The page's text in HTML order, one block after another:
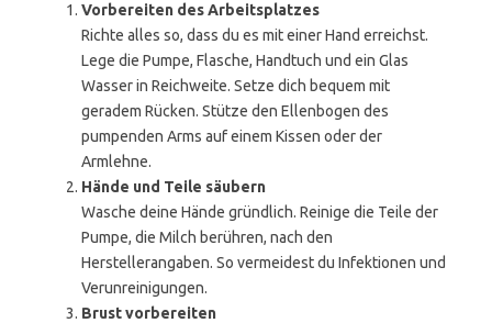
Vorbereiten des Arbeitsplatzes
Richte alles so, dass du es mit einer Hand erreichst.
Lege die Pumpe, Flasche, Handtuch und ein Glas
Wasser in Reichweite. Setze dich bequem mit
geradem Rücken. Stütze den Ellenbogen des
pumpenden Arms auf einem Kissen oder der
Armlehne.
Hände und Teile säubern
Wasche deine Hände gründlich. Reinige die Teile der
Pumpe, die Milch berühren, nach den
Herstellerangaben. So vermeidest du Infektionen und
Verunreinigungen.
Brust vorbereiten